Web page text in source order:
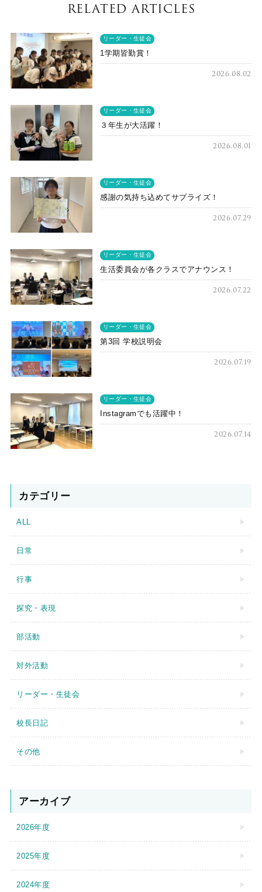
RELATED ARTICLES
リーダー・生徒会
1学期皆勤賞！
2026.08.02
リーダー・生徒会
３年生が大活躍！
2026.08.01
リーダー・生徒会
感謝の気持ち込めてサプライズ！
2026.07.29
リーダー・生徒会
生活委員会が各クラスでアナウンス！
2026.07.22
リーダー・生徒会
第3回 学校説明会
2026.07.19
リーダー・生徒会
Instagramでも活躍中！
2026.07.14
カテゴリー
ALL
日常
行事
探究・表現
部活動
対外活動
リーダー・生徒会
校長日記
その他
アーカイブ
2026年度
2025年度
2024年度